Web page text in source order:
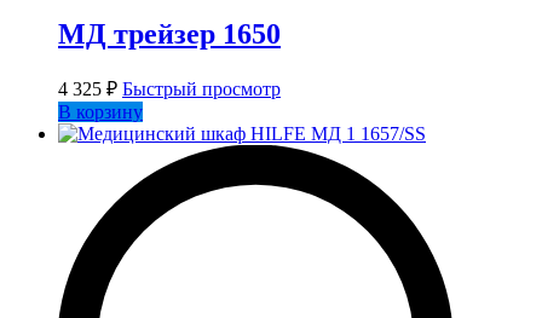
МД трейзер 1650
4 325 ₽ Быстрый просмотр
В корзину